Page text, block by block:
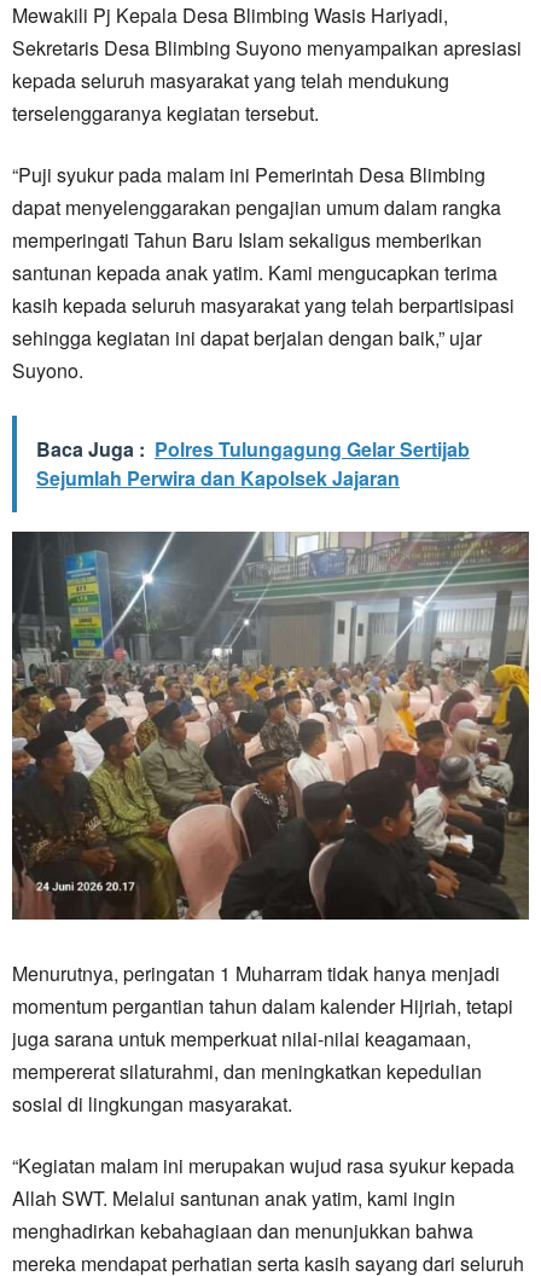
Mewakili Pj Kepala Desa Blimbing Wasis Hariyadi,
Sekretaris Desa Blimbing Suyono menyampaikan apresiasi
kepada seluruh masyarakat yang telah mendukung
terselenggaranya kegiatan tersebut.
“Puji syukur pada malam ini Pemerintah Desa Blimbing
dapat menyelenggarakan pengajian umum dalam rangka
memperingati Tahun Baru Islam sekaligus memberikan
santunan kepada anak yatim. Kami mengucapkan terima
kasih kepada seluruh masyarakat yang telah berpartisipasi
sehingga kegiatan ini dapat berjalan dengan baik,” ujar
Suyono.
Baca Juga : Polres Tulungagung Gelar Sertijab
Sejumlah Perwira dan Kapolsek Jajaran
Menurutnya, peringatan 1 Muharram tidak hanya menjadi
momentum pergantian tahun dalam kalender Hijriah, tetapi
juga sarana untuk memperkuat nilai-nilai keagamaan,
mempererat silaturahmi, dan meningkatkan kepedulian
sosial di lingkungan masyarakat.
“Kegiatan malam ini merupakan wujud rasa syukur kepada
Allah SWT. Melalui santunan anak yatim, kami ingin
menghadirkan kebahagiaan dan menunjukkan bahwa
mereka mendapat perhatian serta kasih sayang dari seluruh